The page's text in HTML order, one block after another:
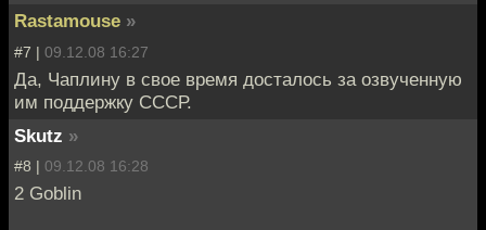
Rastamouse »
#7 | 09.12.08 16:27
Да, Чаплину в свое время досталось за озвученную
им поддержку СССР.
Skutz »
#8 | 09.12.08 16:28
2 Goblin